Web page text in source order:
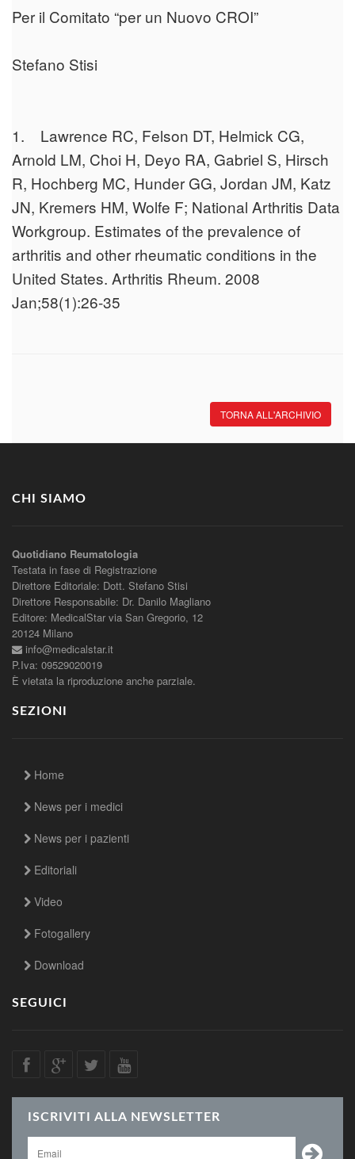
Per il Comitato “per un Nuovo CROI”
Stefano Stisi
1. Lawrence RC, Felson DT, Helmick CG,
Arnold LM, Choi H, Deyo RA, Gabriel S, Hirsch
R, Hochberg MC, Hunder GG, Jordan JM, Katz
JN, Kremers HM, Wolfe F; National Arthritis Data
Workgroup. Estimates of the prevalence of
arthritis and other rheumatic conditions in the
United States. Arthritis Rheum. 2008
Jan;58(1):26-35
TORNA ALL'ARCHIVIO
CHI SIAMO
Quotidiano Reumatologia
Testata in fase di Registrazione
Direttore Editoriale: Dott. Stefano Stisi
Direttore Responsabile: Dr. Danilo Magliano
Editore: MedicalStar via San Gregorio, 12
20124 Milano
info@medicalstar.it
P.Iva: 09529020019
È vietata la riproduzione anche parziale.
SEZIONI
Home
News per i medici
News per i pazienti
Editoriali
Video
Fotogallery
Download
SEGUICI
ISCRIVITI ALLA NEWSLETTER